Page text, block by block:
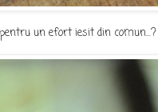
un efort iesit din comun...?